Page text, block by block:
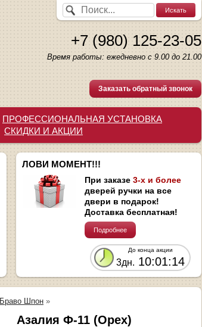
+7 (980) 125-23-05
Время работы: ежедневно с 9.00 до 21.00
Заказать обратный звонок
ПРОФЕССИОНАЛЬНАЯ УСТАНОВКА
СКИДКИ И АКЦИИ
ЛОВИ МОМЕНТ!!!
При заказе 3-х и более
дверей ручки на все
двери в подарок!
Доставка бесплатная!
Подробнее
До конца акции
3дн. 10:01:13
Браво Шпон »
Азалия Ф-11 (Орех)